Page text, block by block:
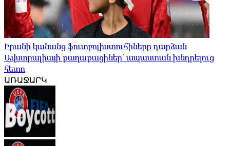
Իրանի կանանց ֆուտբոլիստուհիները դարձան
Ավստրալիայի քաղաքացիներ՝ ապաստան խնդրելուց
հետո
ԱՌԱՋԱՐԿ